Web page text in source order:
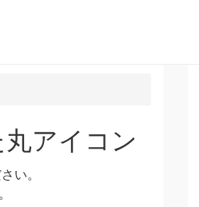
丸アイコン
い。